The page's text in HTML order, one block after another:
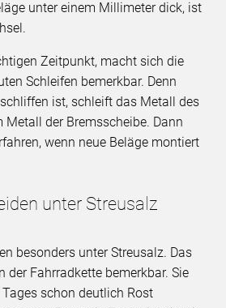
unter einem Millimeter dick, ist
Zeitpunkt, macht sich die
Schleifen bemerkbar. Denn
ist, schleift das Metall des
Metall der Bremsscheibe. Dann
wenn neue Beläge montiert
unter Streusalz
besonders unter Streusalz. Das
der Fahrradkette bemerkbar. Sie
schon deutlich Rost